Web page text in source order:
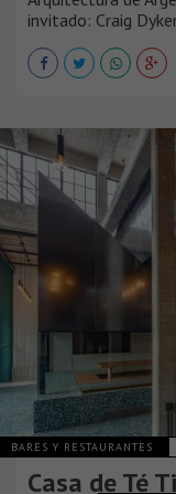
invitado: Craig
BARES Y RESTAURANTES
Casa de Té